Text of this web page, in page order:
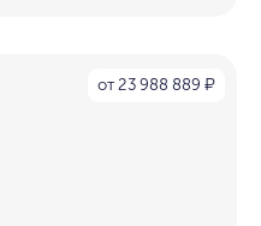
от 23 988 889 ₽